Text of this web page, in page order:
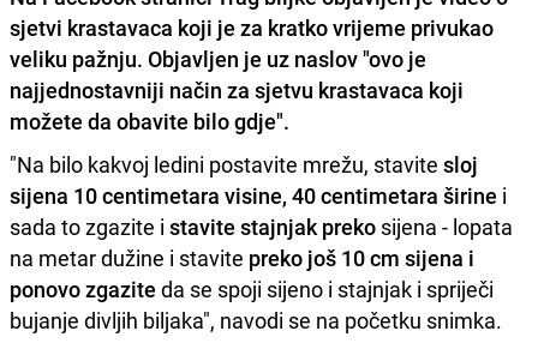
sjetvi krastavaca koji je za kratko vrijeme privukao
veliku pažnju. Objavljen je uz naslov "ovo je
najjednostavniji način za sjetvu krastavaca koji
možete da obavite bilo gdje".
"Na bilo kakvoj ledini postavite mrežu, stavite sloj
sijena 10 centimetara visine, 40 centimetara širine i
sada to zgazite i stavite stajnjak preko sijena - lopata
na metar dužine i stavite preko još 10 cm sijena i
ponovo zgazite da se spoji sijeno i stajnjak i spriječi
bujanje divljih biljaka", navodi se na početku snimka.